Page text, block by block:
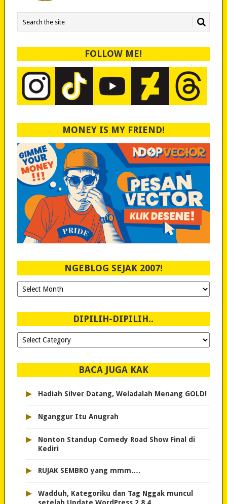
FOLLOW ME!
MONEY IS MY FRIEND!
NGEBLOG SEJAK 2007!
Ngeblog
Sejak
DIPILIH-DIPILIH..
Dipilih-
dipilih..
BACA JUGA KAK
▸ Hadiah Silver Datang, Weladalah Menang GOLD!
▸ Nganggur Itu Anugrah
▸
Nonton Standup Comedy Road Show Final di
Kediri
▸ RUJAK SEMBRO yang mmm….
▸
Wadduh, Kategoriku dan Tag Nggak muncul